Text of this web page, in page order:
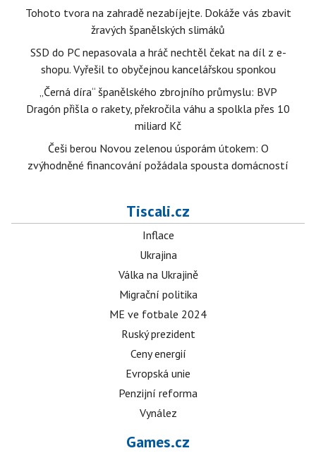
Tohoto tvora na zahradě nezabíjejte. Dokáže vás zbavit
žravých španělských slimáků
SSD do PC nepasovala a hráč nechtěl čekat na díl z e-
shopu. Vyřešil to obyčejnou kancelářskou sponkou
„Černá díra“ španělského zbrojního průmyslu: BVP
Dragón přišla o rakety, překročila váhu a spolkla přes 10
miliard Kč
Češi berou Novou zelenou úsporám útokem: O
zvýhodněné financování požádala spousta domácností
Tiscali.cz
Inflace
Ukrajina
Válka na Ukrajině
Migrační politika
ME ve fotbale 2024
Ruský prezident
Ceny energií
Evropská unie
Penzijní reforma
Vynález
Games.cz